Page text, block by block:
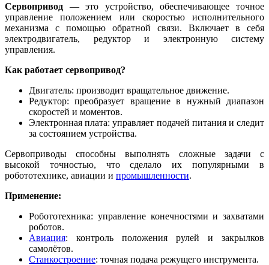
Сервопривод — это устройство, обеспечивающее точное
управление положением или скоростью исполнительного
механизма с помощью обратной связи. Включает в себя
электродвигатель, редуктор и электронную систему
управления.
Как работает сервопривод?
Двигатель: производит вращательное движение.
Редуктор: преобразует вращение в нужный диапазон
скоростей и моментов.
Электронная плата: управляет подачей питания и следит
за состоянием устройства.
Сервоприводы способны выполнять сложные задачи с
высокой точностью, что сделало их популярными в
робототехнике, авиации и промышленности.
Применение:
Робототехника: управление конечностями и захватами
роботов.
Авиация: контроль положения рулей и закрылков
самолётов.
Станкостроение: точная подача режущего инструмента.